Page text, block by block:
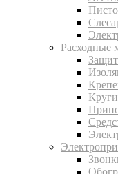
Расходные